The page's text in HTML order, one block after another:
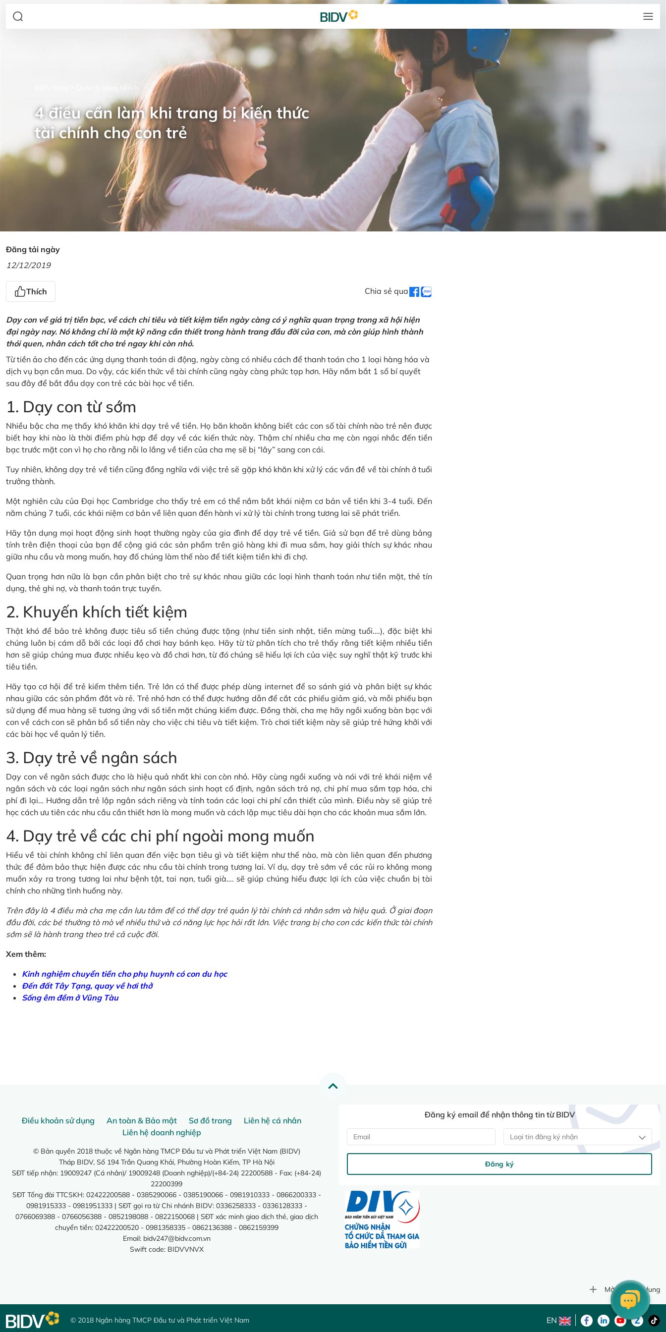
4 điều cần làm khi trang bị kiến thức
tài chính cho con trẻ
Đăng tải ngày
12/12/2019
Thích Chia sẻ qua
Dạy con về giá trị tiền bạc, về cách chi tiêu và tiết kiệm tiền ngày càng có ý nghĩa quan trọng trong xã hội hiện
đại ngày nay. Nó không chỉ là một kỹ năng cần thiết trong hành trang đầu đời của con, mà còn giúp hình thành
thói quen, nhân cách tốt cho trẻ ngay khi còn nhỏ.
Từ tiền ảo cho đến các ứng dụng thanh toán di động, ngày càng có nhiều cách để thanh toán cho 1 loại hàng hóa và
dịch vụ bạn cần mua. Do vậy, các kiến thức về tài chính cũng ngày càng phức tạp hơn. Hãy nắm bắt 1 số bí quyết
sau đây để bắt đầu dạy con trẻ các bài học về tiền.
1. Dạy con từ sớm
Nhiều bậc cha mẹ thấy khó khăn khi dạy trẻ về tiền. Họ băn khoăn không biết các con số tài chính nào trẻ nên được
biết hay khi nào là thời điểm phù hợp để dạy về các kiến thức này. Thậm chí nhiều cha mẹ còn ngại nhắc đến tiền
bạc trước mặt con vì họ cho rằng nỗi lo lắng về tiền của cha mẹ sẽ bị “lây” sang con cái.
Tuy nhiên, không dạy trẻ về tiền cũng đồng nghĩa với việc trẻ sẽ gặp khó khăn khi xử lý các vấn đề về tài chính ở tuổi
trưởng thành.
Một nghiên cứu của Đại học Cambridge cho thấy trẻ em có thể nắm bắt khái niệm cơ bản về tiền khi 3-4 tuổi. Đến
năm chúng 7 tuổi, các khái niệm cơ bản về liên quan đến hành vi xử lý tài chính trong tương lai sẽ phát triển.
Hãy tận dụng mọi hoạt động sinh hoạt thường ngày của gia đình để dạy trẻ về tiền. Giả sử bạn để trẻ dùng bảng
tính trên điện thoại của bạn để cộng giá các sản phẩm trên giỏ hàng khi đi mua sắm, hay giải thích sự khác nhau
giữa nhu cầu và mong muốn, hay đố chúng làm thế nào để tiết kiệm tiền khi đi chợ.
Quan trọng hơn nữa là bạn cần phân biệt cho trẻ sự khác nhau giữa các loại hình thanh toán như tiền mặt, thẻ tín
dụng, thẻ ghi nợ, và thanh toán trực tuyến.
2. Khuyến khích tiết kiệm
Thật khó để bảo trẻ không được tiêu số tiền chúng được tặng (như tiền sinh nhật, tiền mừng tuổi….), đặc biệt khi
chúng luôn bị cám dỗ bởi các loại đồ chơi hay bánh kẹo. Hãy từ từ phân tích cho trẻ thấy rằng tiết kiệm nhiều tiền
hơn sẽ giúp chúng mua được nhiều kẹo và đồ chơi hơn, từ đó chúng sẽ hiểu lợi ích của việc suy nghĩ thật kỹ trước khi
tiêu tiền.
Hãy tạo cơ hội để trẻ kiếm thêm tiền. Trẻ lớn có thể được phép dùng internet để so sánh giá và phân biệt sự khác
nhau giữa các sản phẩm đắt và rẻ. Trẻ nhỏ hơn có thể được hướng dẫn để cắt các phiếu giảm giá, và mỗi phiếu bạn
sử dụng để mua hàng sẽ tương ứng với số tiền mặt chúng kiếm được. Đồng thời, cha mẹ hãy ngồi xuống bàn bạc với
con về cách con sẽ phân bổ số tiền này cho việc chi tiêu và tiết kiệm. Trò chơi tiết kiệm này sẽ giúp trẻ hứng khởi với
các bài học về quản lý tiền.
3. Dạy trẻ về ngân sách
Dạy con về ngân sách được cho là hiệu quả nhất khi con còn nhỏ. Hãy cùng ngồi xuống và nói với trẻ khái niệm về
ngân sách và các loại ngân sách như ngân sách sinh hoạt cố định, ngân sách trả nợ, chi phí mua sắm tạp hóa, chi
phí đi lại… Hướng dẫn trẻ lập ngân sách riêng và tính toán các loại chi phí cần thiết của mình. Điều này sẽ giúp trẻ
học cách ưu tiên các nhu cầu cần thiết hơn là mong muốn và cách lập mục tiêu dài hạn cho các khoản mua sắm lớn.
4. Dạy trẻ về các chi phí ngoài mong muốn
Hiểu về tài chính không chỉ liên quan đến việc bạn tiêu gì và tiết kiệm như thế nào, mà còn liên quan đến phương
thức để đảm bảo thực hiện được các nhu cầu tài chính trong tương lai. Ví dụ, dạy trẻ sớm về các rủi ro không mong
muốn xảy ra trong tương lai như bệnh tật, tai nạn, tuổi già…. sẽ giúp chúng hiểu được lợi ích của việc chuẩn bị tài
chính cho những tình huống này.
Trên đây là 4 điều mà cha mẹ cần lưu tâm để có thể dạy trẻ quản lý tài chính cá nhân sớm và hiệu quả. Ở giai đoạn
đầu đời, các bé thường tò mò về nhiều thứ và có năng lực học hỏi rất lớn. Việc trang bị cho con các kiến thức tài chính
sớm sẽ là hành trang theo trẻ cả cuộc đời.
Xem thêm:
Kinh nghiệm chuyển tiền cho phụ huynh có con du học
Đến đất Tây Tạng, quay về hơi thở
Sống êm đềm ở Vũng Tàu
Điều khoản sử dụng An toàn & Bảo mật Sơ đồ trang
Liên hệ cá nhân
Liên hệ doanh nghiệp
© Bản quyền 2018 thuộc về Ngân hàng TMCP Đầu tư và Phát triển Việt Nam (BIDV)
Tháp BIDV, Số 194 Trần Quang Khải, Phường Hoàn Kiếm, TP Hà Nội
SĐT tiếp nhận: 19009247 (Cá nhân)/ 19009248 (Doanh nghiệp)/(+84-24) 22200588 - Fax: (+84-24)
22200399
SĐT Tổng đài TTCSKH: 02422200588 - 0385290066 - 0385190066 - 0981910333 - 0866200333 -
0981915333 - 0981951333 | SĐT gọi ra từ Chi nhánh BIDV: 0336258333 - 0336128333 -
0766069388 - 0766056388 - 0852198088 - 0822150068 | SĐT xác minh giao dịch thẻ, giao dịch
chuyển tiền: 02422200520 - 0981358335 - 0862136388 - 0862159399
Email: bidv247@bidv.com.vn
Swift code: BIDVVNVX
Đăng ký email để nhận thông tin từ BIDV
Loại tin đăng ký nhận
Đăng ký
Mở rộng nội dung
© 2018 Ngân hàng TMCP Đầu tư và Phát triển Việt Nam EN